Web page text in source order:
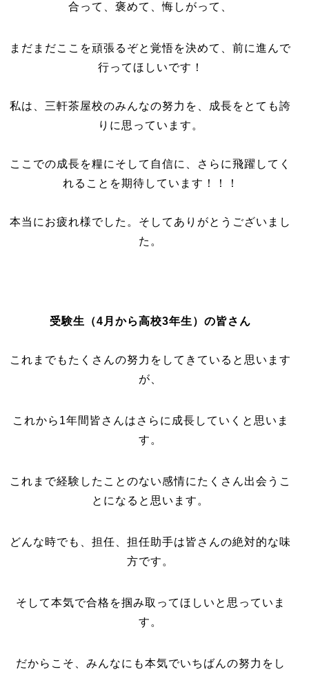
合って、褒めて、悔しがって、
まだまだここを頑張るぞと覚悟を決めて、前に進んで
行ってほしいです！
私は、三軒茶屋校のみんなの努力を、成長をとても誇
りに思っています。
ここでの成長を糧にそして自信に、さらに飛躍してく
れることを期待しています！！！
本当にお疲れ様でした。そしてありがとうございまし
た。
受験生（4月から高校3年生）の皆さん
これまでもたくさんの努力をしてきていると思います
が、
これから1年間皆さんはさらに成長していくと思いま
す。
これまで経験したことのない感情にたくさん出会うこ
とになると思います。
どんな時でも、担任、担任助手は皆さんの絶対的な味
方です。
そして本気で合格を掴み取ってほしいと思っていま
す。
だからこそ、みんなにも本気でいちばんの努力をし